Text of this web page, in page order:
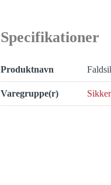
Specifikationer
Produktnavn
Varegruppe(r)